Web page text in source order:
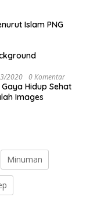
Islam PNG
2020 0 Komentar
Gaya Hidup Sehat
Images
Minuman